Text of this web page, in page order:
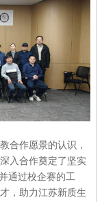
合作愿景的认识，
入合作奠定了坚实
通过校企赛的工
，助力江苏新质生